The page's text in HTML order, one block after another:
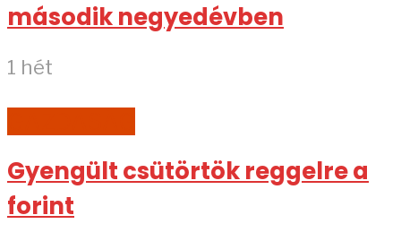
második negyedévben
1 hét
Gyengült csütörtök reggelre a
forint